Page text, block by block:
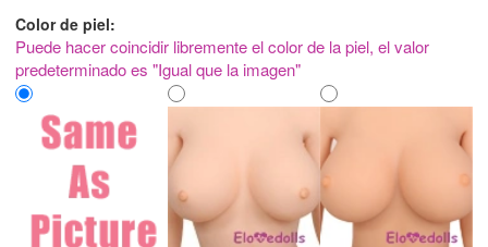
Color de piel:
Puede hacer coincidir libremente el color de la piel, el valor
predeterminado es "Igual que la imagen"